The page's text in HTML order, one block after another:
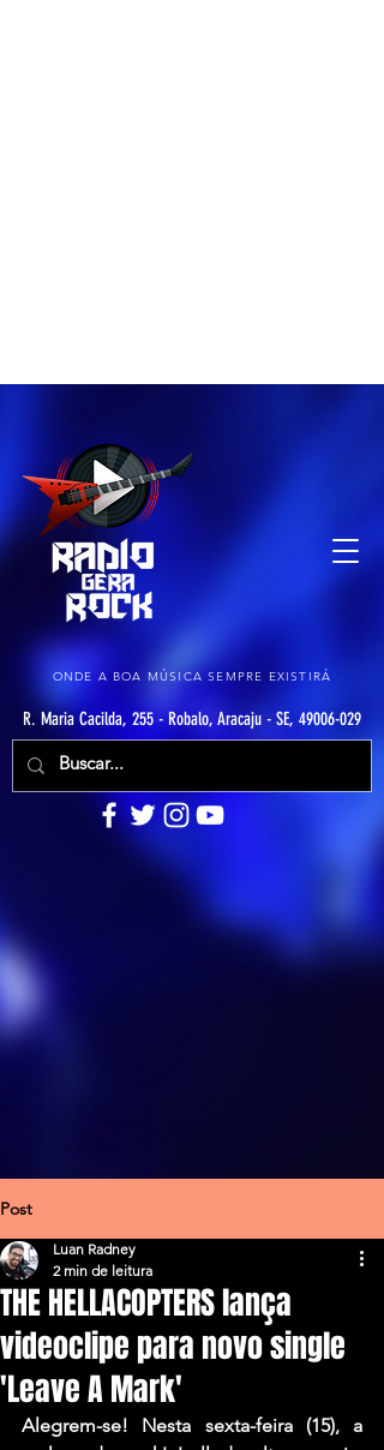
ONDE A BOA MÚSICA SEMPRE EXISTIRÁ
R. Maria Cacilda, 255 - Robalo, Aracaju - SE, 49006-029
Post
THE HELLACOPTERS lança
videoclipe para novo single
'Leave A Mark'
Luan Radney
2 min de leitura
Alegrem-se! Nesta sexta-feira (15), a